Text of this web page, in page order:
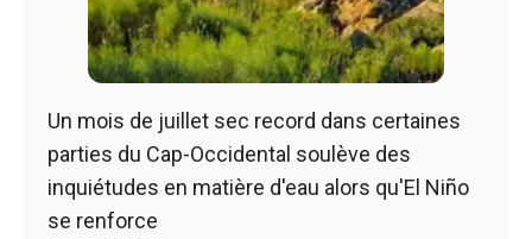
Un mois de juillet sec record dans certaines
parties du Cap-Occidental soulève des
inquiétudes en matière d'eau alors qu'El Niño
se renforce